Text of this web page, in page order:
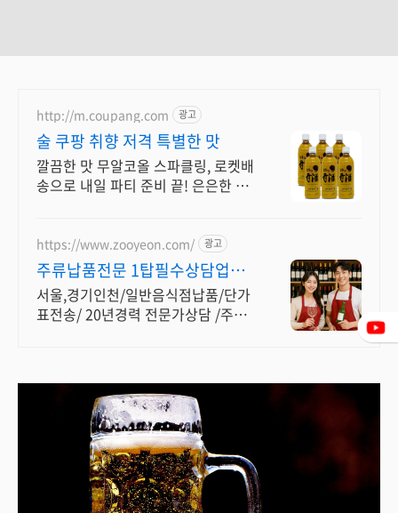
http://m.coupang.com 광고
술 쿠팡 취향 저격 특별한 맛
깔끔한 맛 무알코올 스파클링, 로켓배
송으로 내일 파티 준비 끝! 은은한 탄
https://www.zooyeon.com/ 광고
주류납품전문 1탑필수상담업체
냉장고/제빙기/주류대출 지원
서울,경기인천/일반음식점납품/단가
표전송/ 20년경력 전문가상담 /주류